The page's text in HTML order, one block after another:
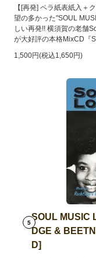
【[再発] ペラ紙表紙入＋
望の多かった"SOUL
しい再発!! 横須賀の老舗
が大好評の本格MixCD『
1,500円(税込1,650円)
5
SOUL MUSIC
DGE &
D]